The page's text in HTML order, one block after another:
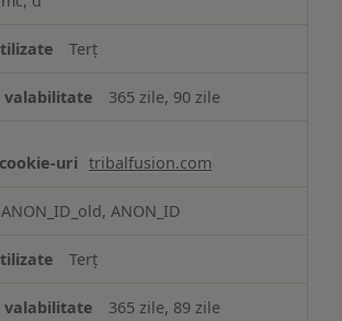
Terț
365 zile, 90 zile
tribalfusion.com
ANON_ID_old, ANON_ID
Terț
365 zile, 89 zile